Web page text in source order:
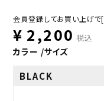
会員登録してお買い上げで[
¥ 2,200 税込
カラー サイズ
BLACK